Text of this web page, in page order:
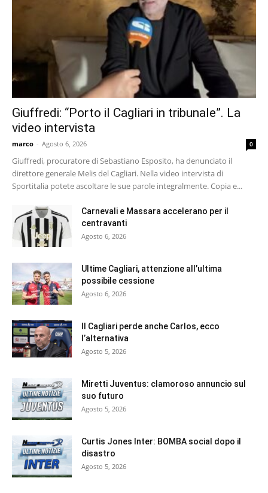
Giuffredi: “Porto il Cagliari in tribunale”. La
video intervista
marco - Agosto 6, 2026 0
Giuffredi, procuratore di Sebastiano Esposito, ha denunciato il
direttore generale Melis del Cagliari. Nella video intervista di
Sportitalia potete ascoltare le sue parole integralmente. Copia e...
Carnevali e Massara accelerano per il
centravanti
Agosto 6, 2026
Ultime Cagliari, attenzione all’ultima
possibile cessione
Agosto 6, 2026
Il Cagliari perde anche Carlos, ecco
l’alternativa
Agosto 5, 2026
Miretti Juventus: clamoroso annuncio sul
suo futuro
Agosto 5, 2026
Curtis Jones Inter: BOMBA social dopo il
disastro
Agosto 5, 2026